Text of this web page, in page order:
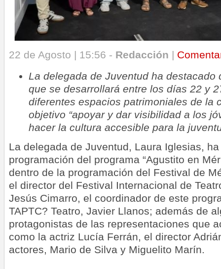
22 de Agosto | 15:56 - Redacción |
La delegada de Juventud ha destacado
que se desarrollará entre los días 22 y
diferentes espacios patrimoniales de la
objetivo “apoyar y dar visibilidad a los
hacer la cultura accesible para la
La delegada de Juventud, Laura Iglesias,
programación del programa “Agustito en
dentro de la programación del Festival de
el director del Festival Internacional de
Jesús Cimarro, el coordinador de este
TAPTC? Teatro, Javier Llanos; además de
protagonistas de las representaciones que
como la actriz Lucía Ferrán, el director
actores, Mario de Silva y Miguelito Marín.